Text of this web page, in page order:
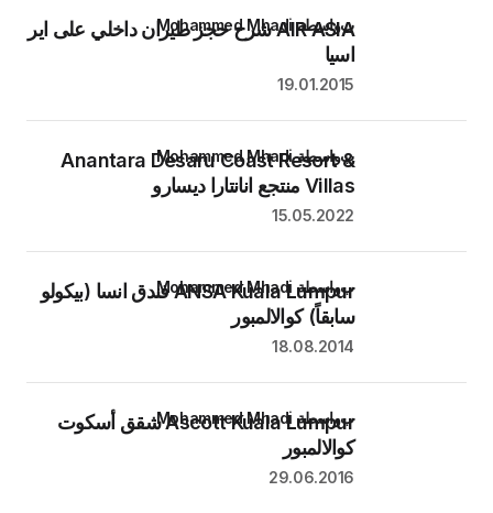
AIR ASIA شرح حجز طيران داخلي على اير
اسيا
بواسطة Mohammed Mhadi
19.01.2015
Anantara Desaru Coast Resort &
Villas منتجع انانتارا ديسارو
بواسطة Mohammed Mhadi
15.05.2022
ANSA Kuala Lumpur فندق انسا (بيكولو
سابقاً) كوالالمبور
بواسطة Mohammed Mhadi
18.08.2014
Ascott Kuala Lumpur شقق أسكوت
كوالالمبور
بواسطة Mohammed Mhadi
29.06.2016